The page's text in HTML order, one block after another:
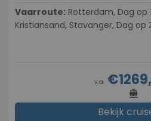
Vaarroute:
Kristiansand, Stavanger, Dag op
v.a.
directions_boat
Bekijk